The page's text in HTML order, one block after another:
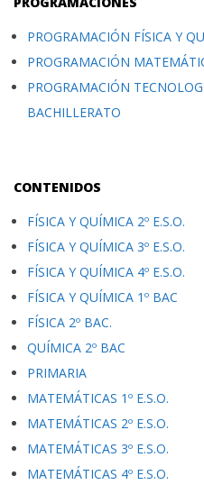
PROGRAMACIÓN FÍSICA Y
PROGRAMACIÓN
PROGRAMACIÓN
BACHILLERATO
CONTENIDOS
FÍSICA Y QUÍMICA 2º E.S.O.
FÍSICA Y QUÍMICA 3º E.S.O.
FÍSICA Y QUÍMICA 4º E.S.O.
FÍSICA Y QUÍMICA 1º BAC
FÍSICA 2º BAC.
QUÍMICA 2º BAC
PRIMARIA
MATEMÁTICAS 1º E.S.O.
MATEMÁTICAS 2º E.S.O.
MATEMÁTICAS 3º E.S.O.
MATEMÁTICAS 4º E.S.O.